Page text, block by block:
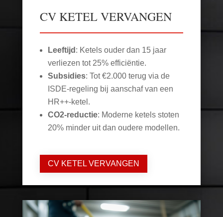
CV KETEL VERVANGEN
Leeftijd : Ketels ouder dan 15 jaar
verliezen tot 25% efficiëntie.
Subsidies: Tot €2.000 terug via de
ISDE-regeling bij aanschaf van een
HR++-ketel.
CO2-reductie: Moderne ketels stoten
20% minder uit dan oudere modellen.
CV KETEL VERVANGEN